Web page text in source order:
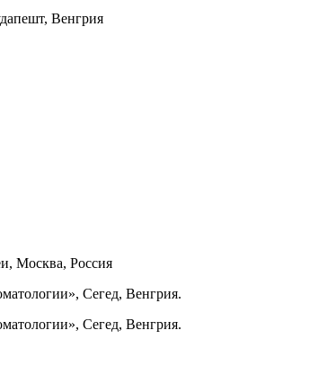
Венгрия
Москва, Россия
Сегед, Венгрия.
Сегед, Венгрия.